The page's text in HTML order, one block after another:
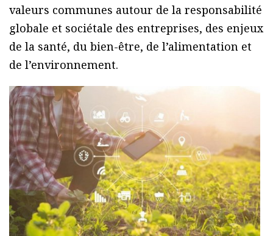
valeurs communes autour de la responsabilité
globale et sociétale des entreprises, des enjeux
de la santé, du bien-être, de l’alimentation et
de l’environnement.